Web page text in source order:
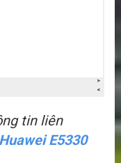
tin liên
Huawei E5330